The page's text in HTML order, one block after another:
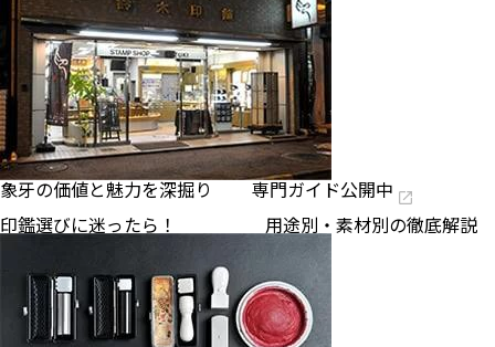
象牙の価値と魅力を深掘り 専門ガイド公開中
印鑑選びに迷ったら！ 用途別・素材別の徹底解説